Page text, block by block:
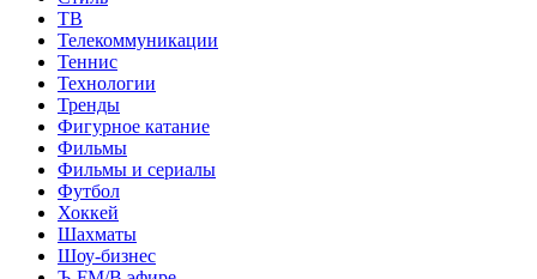
ТВ
Телекоммуникации
Теннис
Технологии
Тренды
Фигурное катание
Фильмы
Фильмы и сериалы
Футбол
Хоккей
Шахматы
Шоу-бизнес